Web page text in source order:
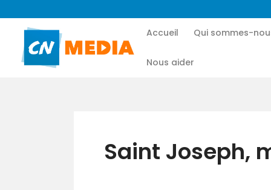
Accueil Qui sommes-
Nous aider
Saint Joseph,